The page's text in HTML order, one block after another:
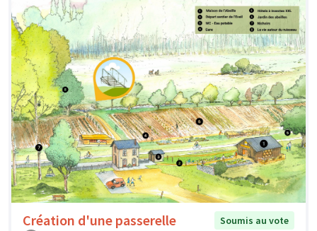
Création d'une passerelle
Soumis au vote